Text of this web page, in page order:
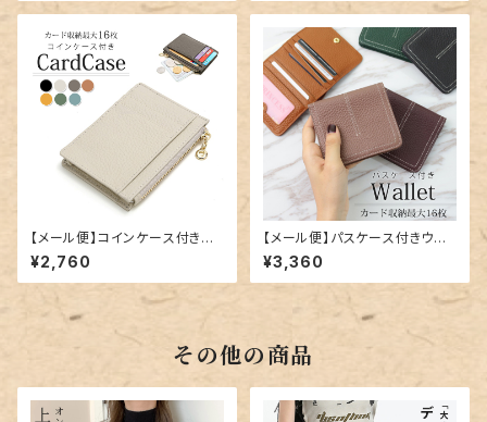
【メール便】コインケース付きカ
ードケース／card133
¥2,760
【メール便】パスケース付きウォ
レット／card117
¥3,360
その他の商品